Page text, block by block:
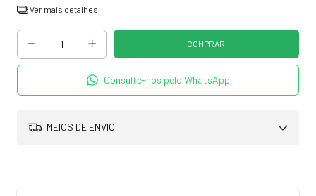
Ver mais detalhes
Consulte-nos pelo WhatsApp
MEIOS DE ENVIO